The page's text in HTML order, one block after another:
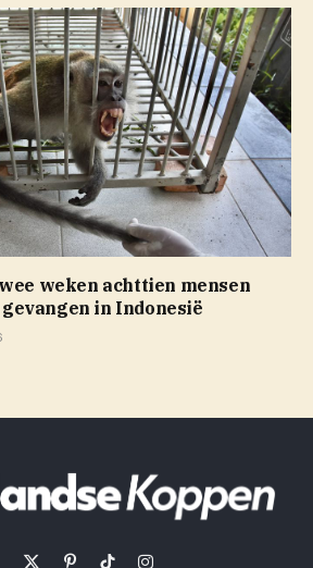
weken achttien mensen
in Indonesië